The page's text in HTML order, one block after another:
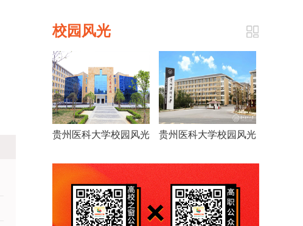
校园风光
贵州医科大学校园风光 贵州医科大学校园风光